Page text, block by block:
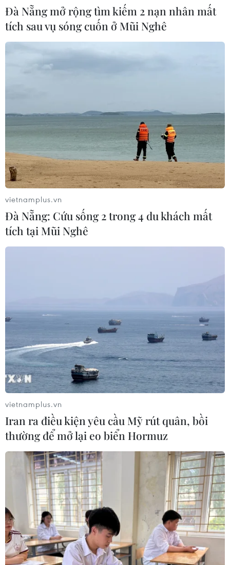
Chương trình nghệ thuật 'Giai điệu
Tổ quốc' - Khắc họa một Việt Nam
vươn mình
03/08/2026 15:58
Người thầy, người cha và quê hương
cùng xuất hiện trong concert của
Hương Tràm
02/08/2026 01:01
VPBank đồng tổ chức và là nhà tài
trợ chính BIGBANG World Tour tại
Việt Nam
29/07/2026 07:10
Đà Nẵng mở rộng tìm kiếm 2 nạn nhân mất
tích sau vụ sóng cuốn ở Mũi Nghê
vietnamplus.vn
Đà Nẵng: Cứu sống 2 trong 4 du khách mất
tích tại Mũi Nghê
vietnamplus.vn
Iran ra điều kiện yêu cầu Mỹ rút quân, bồi
thường để mở lại eo biển Hormuz